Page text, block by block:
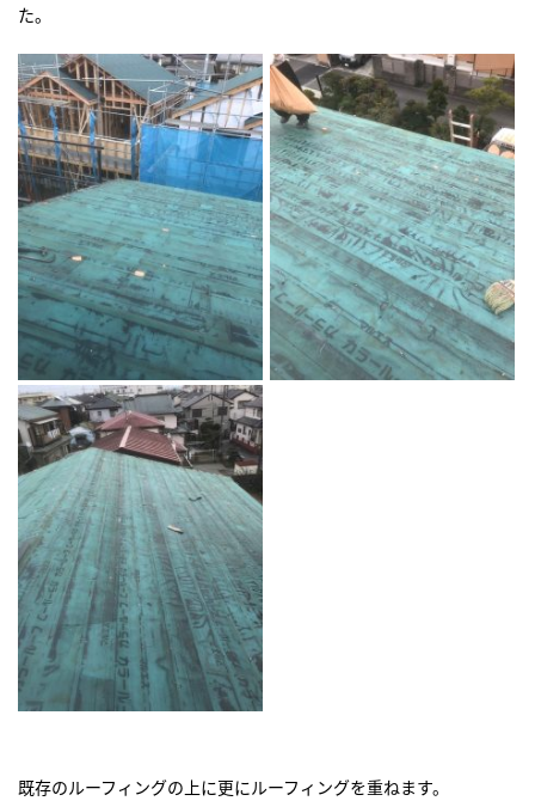
た。
既存のルーフィングの上に更にルーフィングを重ねます。